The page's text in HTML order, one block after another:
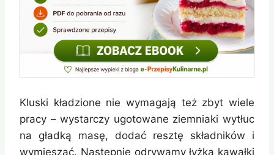
Kluski kładzione nie wymagają też zbyt wiele
pracy – wystarczy ugotowane ziemniaki wytłuc
na gładką masę, dodać resztę składników i
wymieszać. Następnie odrywamy łyżką kawałki